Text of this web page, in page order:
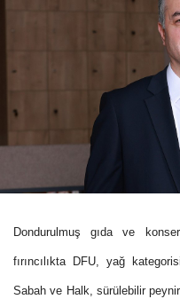
Dondurulmuş gıda ve
fırıncılıkta DFU, yağ
Sabah ve Halk, sürülebilir